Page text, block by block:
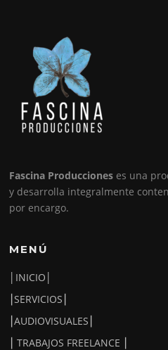
Fascina Producciones es una
y desarrolla integralmente
por encargo.
MENÚ
│INICIO│
⎮SERVICIOS⎮
⎮AUDIOVISUALES⎮
⎮ TRABAJOS FREELANCE ⎮